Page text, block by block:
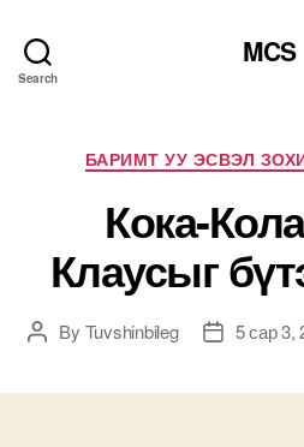
Search
MCS
БАРИМТ УУ ЭСВЭЛ
Кока-
Клаусыг
PostBy Tuvshinbileg
Post5 сар 3,